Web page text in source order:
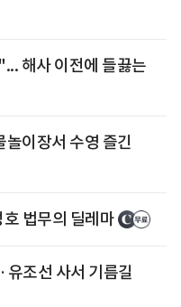
해사 이전에 들끓는
이장서 수영 즐긴
법무의 딜레마
조선 사서 기름길